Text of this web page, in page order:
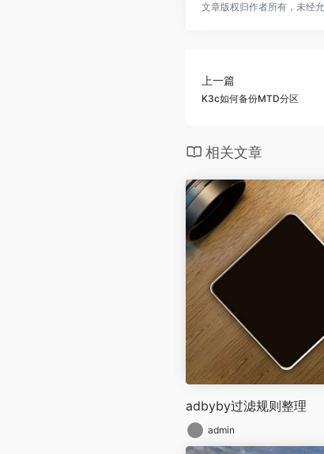
文章版权归作者所有，未经允
上一篇
K3c如何备份MTD分区
相关文章
adbyby过滤规则整理
admin